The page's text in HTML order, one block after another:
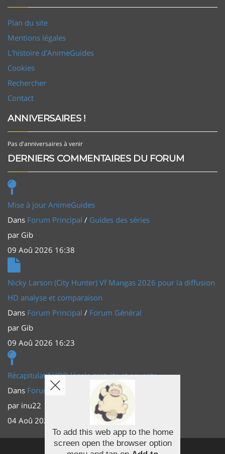
Plan du site
Mentions légales
L'histoire d'AnimeGuides
Cookies
Rechercher
Contact
ANNIVERSAIRES !
Pas d'anniversaires à venir
DERNIERS COMMENTAIRES DU FORUM
Mise à jour AnimeGuides
Dans Forum Principal / Guides des séries
par Gib
09 Aoû 2026 16:38
Nicky Larson (City Hunter) Vf Mangas 2026 pour la diffusion
HD analyse et comparaison
Dans Forum Principal / Forum Général
par Gib
09 Aoû 2026 16:23
Récapitulatif VOD légale gratuite et payante
Dans Forum Principal
Actus (TV, vidéo, web)
par inu22
04 Aoû 2026 20:30
Facebook
To add this web app to the home
screen open the browser option